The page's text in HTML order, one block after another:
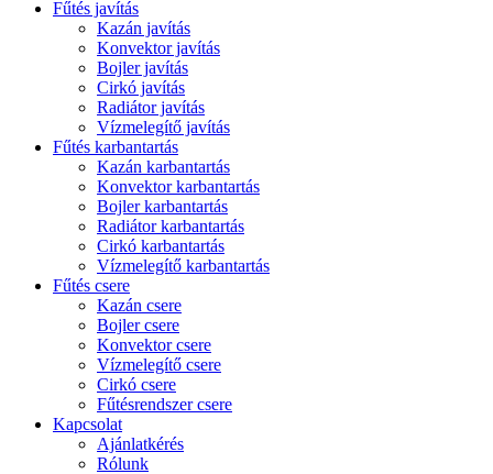
Fűtés javítás
Kazán javítás
Konvektor javítás
Bojler javítás
Cirkó javítás
Radiátor javítás
Vízmelegítő javítás
Fűtés karbantartás
Kazán karbantartás
Konvektor karbantartás
Bojler karbantartás
Radiátor karbantartás
Cirkó karbantartás
Vízmelegítő karbantartás
Fűtés csere
Kazán csere
Bojler csere
Konvektor csere
Vízmelegítő csere
Cirkó csere
Fűtésrendszer csere
Kapcsolat
Ajánlatkérés
Rólunk